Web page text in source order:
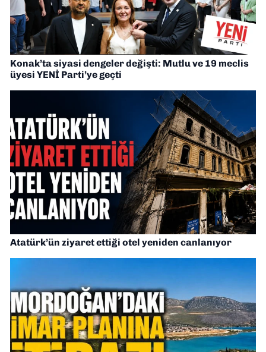
Konak’ta siyasi dengeler değişti: Mutlu ve 19 meclis
üyesi YENİ Parti’ye geçti
Atatürk’ün ziyaret ettiği otel yeniden canlanıyor